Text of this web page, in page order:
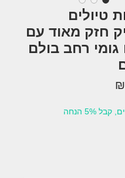
טיולים
חזק מאוד עם
רחב בולם